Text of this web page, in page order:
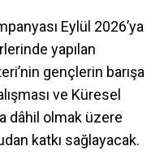
Eylül 2026’ya
yapılan
gençlerin barışa
ve Küresel
dâhil olmak üzere
katkı sağlayacak.